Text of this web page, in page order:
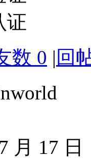
证
数 0 | 回
月 17 日